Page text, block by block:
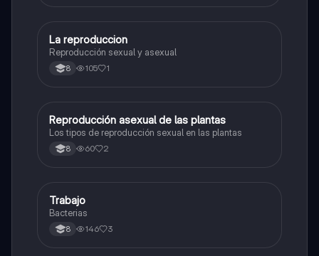
Biologia
La reproduccion
Reproducción sexual y asexual
8 105 1
Biologia
Reproducción asexual de las plantas
Los tipos de reproducción sexual en las plantas
8 60 2
Biologia
Trabajo
Bacterias
8 146 3